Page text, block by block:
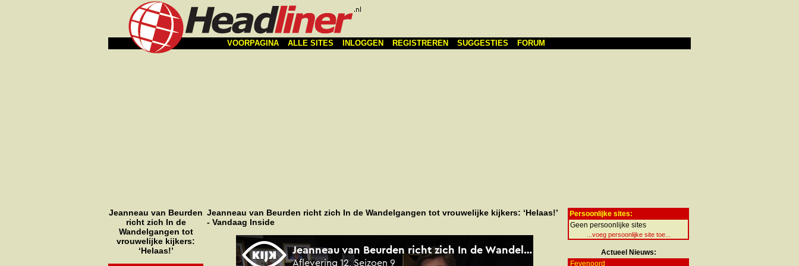
VOORPAGINA ALLE SITES INLOGGEN REGISTREREN SUGGESTIES FORUM
Jeanneau van Beurden
richt zich In de
Wandelgangen tot
vrouwelijke kijkers:
‘Helaas!’
Jeanneau van Beurden richt zich In de Wandelgangen tot vrouwelijke kijkers: ‘Helaas!’
- Vandaag Inside
Persoonlijke sites:
Geen persoonlijke sites
...voeg persoonlijke site toe...
Actueel Nieuws:
Feyenoord